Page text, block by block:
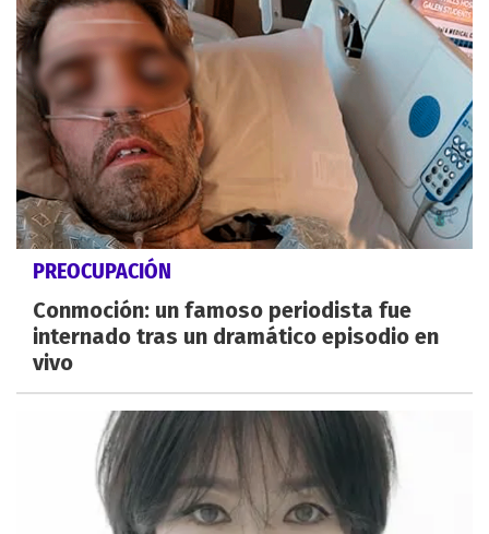
PREOCUPACIÓN
Conmoción: un famoso periodista fue
internado tras un dramático episodio en
vivo